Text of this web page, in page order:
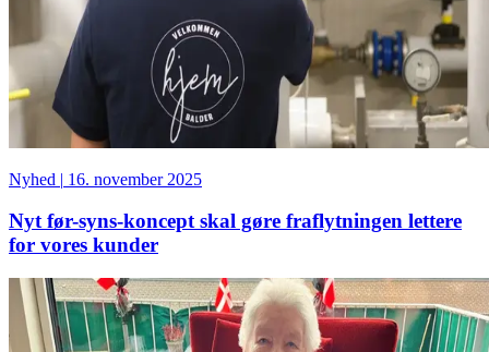
Nyhed | 16. november 2025
Nyt før-syns-koncept skal gøre fraflytningen lettere
for vores kunder